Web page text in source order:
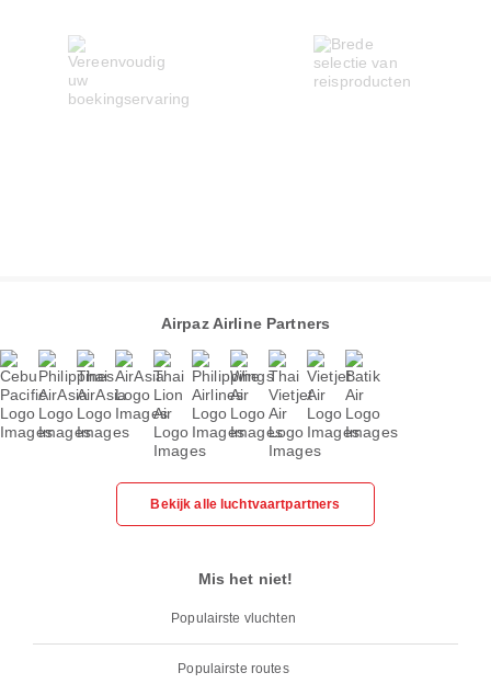
Airpaz Airline Partners
Bekijk alle luchtvaartpartners
Mis het niet!
Populairste vluchten
Populairste routes